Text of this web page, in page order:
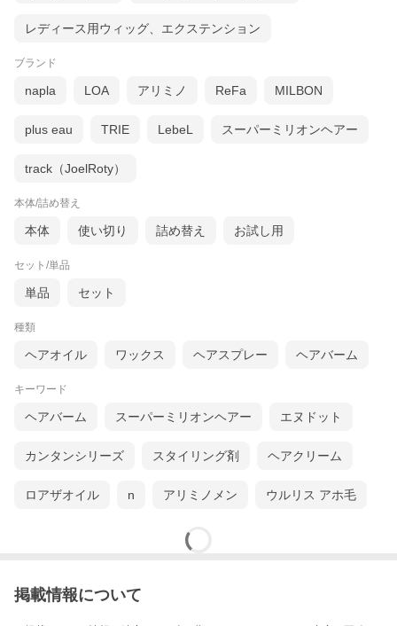
レディース用ウィッグ、エクステンション
ブランド
napla LOA アリミノ ReFa MILBON
plus eau TRIE LebeL スーパーミリオンヘアー
track（JoelRoty）
本体/詰め替え
本体 使い切り 詰め替え お試し用
セット/単品
単品 セット
種類
ヘアオイル ワックス ヘアスプレー ヘアバーム
キーワード
ヘアバーム スーパーミリオンヘアー エヌドット
カンタンシリーズ スタイリング剤 ヘアクリーム
ロアザオイル n アリミノメン ウルリス アホ毛
掲載情報について